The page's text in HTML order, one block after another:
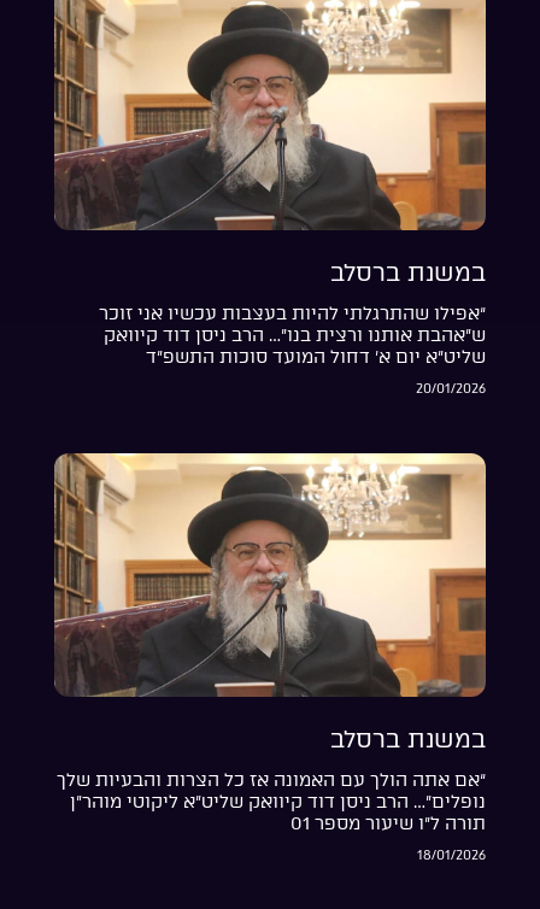
במשנת ברסלב
“אפילו שהתרגלתי להיות בעצבות עכשיו אני זוכר
ש”אהבת אותנו ורצית בנו”… הרב ניסן דוד קיוואק
שליט”א יום א’ דחול המועד סוכות התשפ”ד
20/01/2026
במשנת ברסלב
“אם אתה הולך עם האמונה אז כל הצרות והבעיות שלך
נופלים”… הרב ניסן דוד קיוואק שליט”א ליקוטי מוהר”ן
תורה ל”ו שיעור מספר 01
18/01/2026